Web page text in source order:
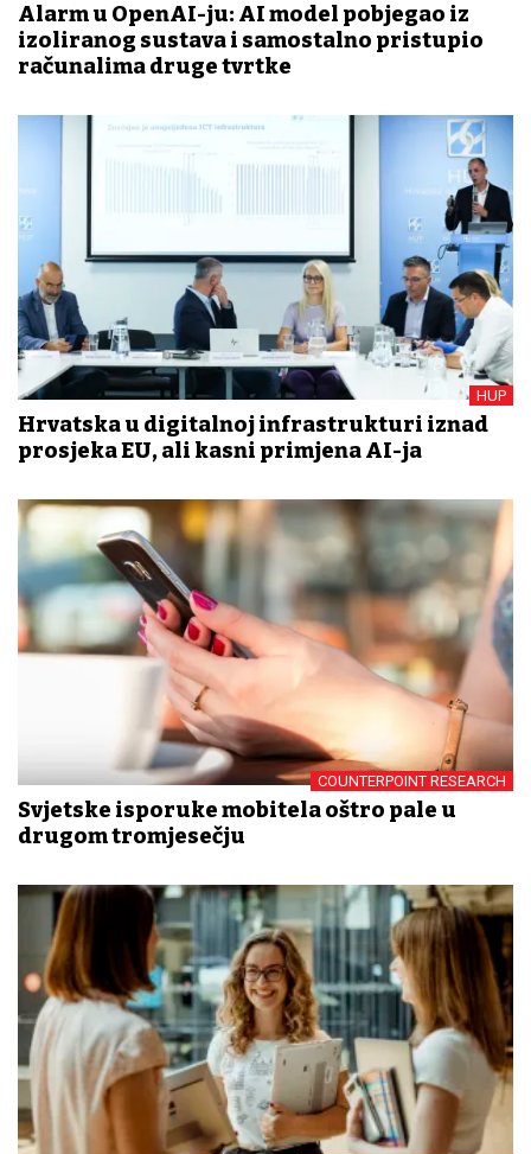
Alarm u OpenAI-ju: AI model pobjegao iz
izoliranog sustava i samostalno pristupio
računalima druge tvrtke
HUP
Hrvatska u digitalnoj infrastrukturi iznad
prosjeka EU, ali kasni primjena AI-ja
COUNTERPOINT RESEARCH
Svjetske isporuke mobitela oštro pale u
drugom tromjesečju